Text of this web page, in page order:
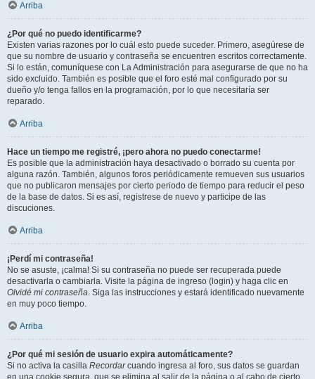
Arriba
¿Por qué no puedo identificarme?
Existen varias razones por lo cuál esto puede suceder. Primero, asegúrese de
que su nombre de usuario y contraseña se encuentren escritos correctamente.
Si lo están, comuníquese con La Administración para asegurarse de que no ha
sido excluido. También es posible que el foro esté mal configurado por su
dueño y/o tenga fallos en la programación, por lo que necesitaría ser
reparado.
Arriba
Hace un tiempo me registré, ¡pero ahora no puedo conectarme!
Es posible que la administración haya desactivado o borrado su cuenta por
alguna razón. También, algunos foros periódicamente remueven sus usuarios
que no publicaron mensajes por cierto periodo de tiempo para reducir el peso
de la base de datos. Si es así, registrese de nuevo y participe de las
discuciones.
Arriba
¡Perdí mi contraseña!
No se asuste, ¡calma! Si su contraseña no puede ser recuperada puede
desactivarla o cambiarla. Visite la página de ingreso (login) y haga clic en
Olvidé mi contraseña. Siga las instrucciones y estará identificado nuevamente
en muy poco tiempo.
Arriba
¿Por qué mi sesión de usuario expira automáticamente?
Si no activa la casilla Recordarcuando ingresa al foro, sus datos se guardan
en una cookie segura, que se elimina al salir de la página o al cabo de cierto